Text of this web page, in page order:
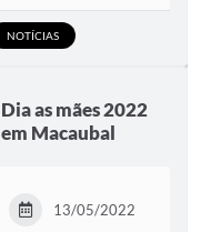
NOTÍCIAS
Dia as mães 2022
em Macaubal
13/05/2022